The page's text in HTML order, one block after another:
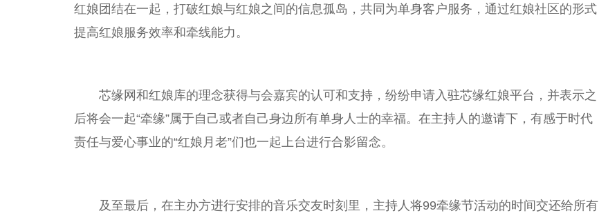
红娘团结在一起，打破红娘与红娘之间的信息孤岛，共同为单身客户服务，通过红娘社区的形式
提高红娘服务效率和牵线能力。
芯缘网和红娘库的理念获得与会嘉宾的认可和支持，纷纷申请入驻芯缘红娘平台 ，并表示之
后将会一起“牵缘”属于自己或者自己身边所有单身人士的幸福。在主持人的邀请下，有感于时代
责任与爱心事业的“红娘月老”们也一起上台进行合影留念。
及至最后，在主办方进行安排的音乐交友时刻里，主持人将99牵缘节活动的时间交还给所有